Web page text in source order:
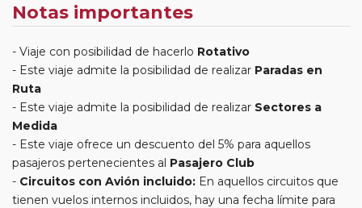
Notas importantes
Viaje con posibilidad de hacerlo Rotativo
Este viaje admite la posibilidad de realizar Paradas en
Ruta
Este viaje admite la posibilidad de realizar Sectores a
Medida
Este viaje ofrece un descuento del 5% para aquellos
pasajeros pertenecientes al Pasajero Club
Circuitos con Avión incluido: En aquellos circuitos que
tienen vuelos internos incluidos, hay una fecha límite para